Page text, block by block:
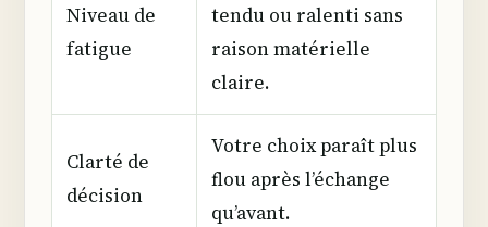
Niveau de
fatigue
tendu ou ralenti sans
raison matérielle
claire.
Clarté de
décision
Votre choix paraît plus
flou après l’échange
qu’avant.